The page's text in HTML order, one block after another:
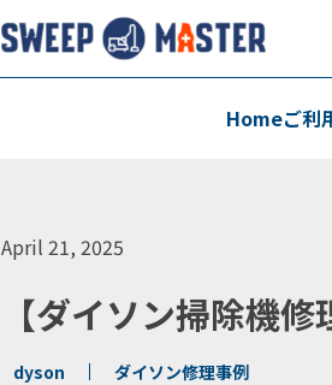
Homeご利
April 21, 2025
【ダイソン掃除機
dyson ダイソン修理事例